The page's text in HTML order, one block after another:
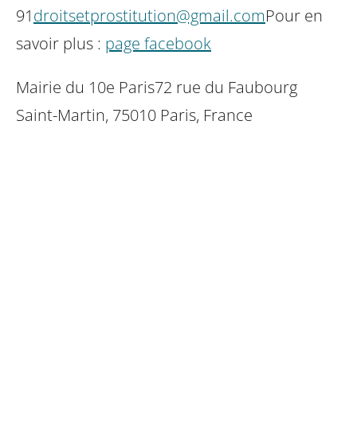
91droitsetprostitution@gmail.comPour en
savoir plus : page facebook
Mairie du 10e Paris72 rue du Faubourg
Saint-Martin, 75010 Paris, France